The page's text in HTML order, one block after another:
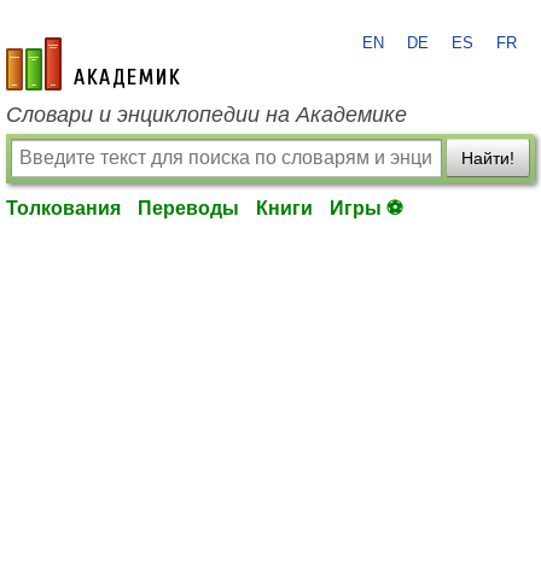
academic.ru
EN DE ES FR
Словари и энциклопедии на Академике
Найти!
Толкования Переводы Книги Игры ⚽